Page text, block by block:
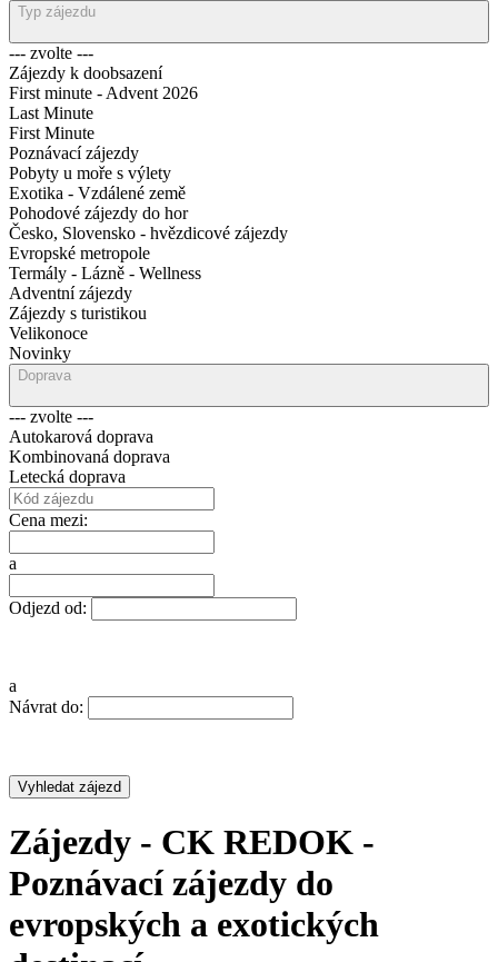
Typ zájezdu
--- zvolte ---
Zájezdy k doobsazení
First minute - Advent 2026
Last Minute
First Minute
Poznávací zájezdy
Pobyty u moře s výlety
Exotika - Vzdálené země
Pohodové zájezdy do hor
Česko, Slovensko - hvězdicové zájezdy
Evropské metropole
Termály - Lázně - Wellness
Adventní zájezdy
Zájezdy s turistikou
Velikonoce
Novinky
Doprava
--- zvolte ---
Autokarová doprava
Kombinovaná doprava
Letecká doprava
Cena mezi:
a
Odjezd od:
a
Návrat do:
Zájezdy - CK REDOK -
Poznávací zájezdy do
evropských a exotických